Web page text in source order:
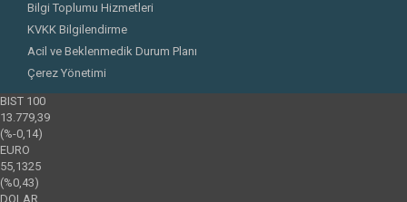
Bilgi Toplumu Hizmetleri
KVKK Bilgilendirme
Acil ve Beklenmedik Durum Planı
Çerez Yönetimi
BIST 100
13.779,39
(%-0,14)
EURO
55,1325
(%0,43)
DOLAR